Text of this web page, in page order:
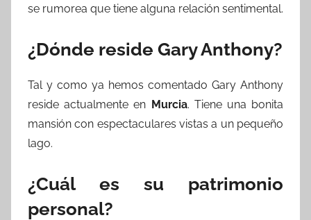
se rumorea que tiene alguna relación sentimental.
¿Dónde reside Gary Anthony?
Tal y como ya hemos comentado Gary Anthony
reside actualmente en Murcia. Tiene una bonita
mansión con espectaculares vistas a un pequeño
lago.
¿Cuál es su patrimonio
personal?